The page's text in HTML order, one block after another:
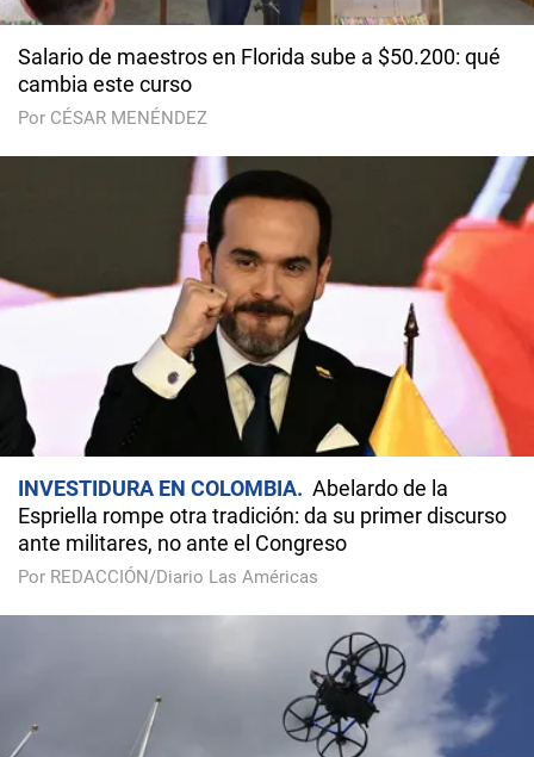
Salario de maestros en Florida sube a $50.200: qué
cambia este curso
Por CÉSAR MENÉNDEZ
INVESTIDURA EN COLOMBIA
Abelardo de la
Espriella rompe otra tradición: da su primer discurso
ante militares, no ante el Congreso
Por REDACCIÓN/Diario Las Américas